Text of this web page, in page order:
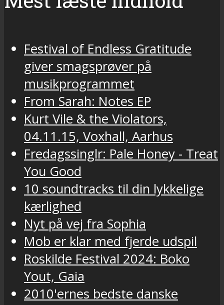
Festival of Endless Gratitude
giver smagsprøver på
musikprogrammet
From Sarah: Notes EP
Kurt Vile & the Violators,
04.11.15, Voxhall, Aarhus
Fredagssinglr: Pale Honey - Treat
You Good
10 soundtracks til din lykkelige
kærlighed
Nyt på vej fra Sophia
Mob er klar med fjerde udspil
Roskilde Festival 2024: Boko
Yout, Gaia
2010'ernes bedste danske